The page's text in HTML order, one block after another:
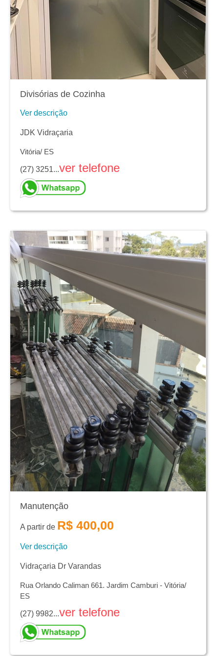
Divisórias de Cozinha
Ver descrição
JDK Vidraçaria
Vitória/ ES
(27) 3251...ver telefone
Manutenção
A partir de R$ 400,00
Ver descrição
Vidraçaria Dr Varandas
Rua Orlando Caliman 661. Jardim Camburi - Vitória/
ES
(27) 9982...ver telefone